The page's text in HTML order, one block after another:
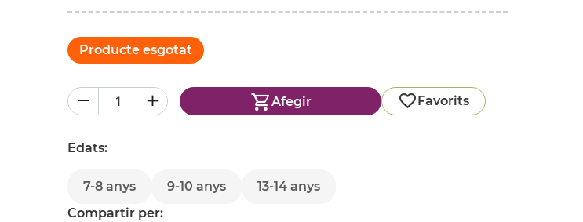
Producte esgotat
Afegir Favorits
Edats:
7-8 anys 9-10 anys
13-14 anys
Compartir per: